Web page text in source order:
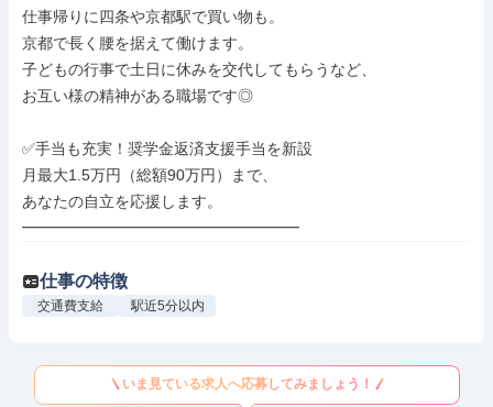
仕事帰りに四条や京都駅で買い物も。
京都で長く腰を据えて働けます。
子どもの行事で土日に休みを交代してもらうなど、
お互い様の精神がある職場です◎
✅手当も充実！奨学金返済支援手当を新設
月最大1.5万円（総額90万円）まで、
あなたの自立を応援します。
━━━━━━━━━━━━━━━━━━
仕事の特徴
交通費支給 駅近5分以内
いま見ている求人へ応募してみましょう！